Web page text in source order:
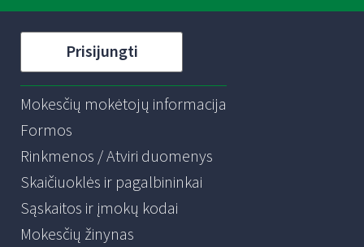
Prisijungti
Mokesčių mokėtojų informacija
Formos
Rinkmenos / Atviri duomenys
Skaičiuoklės ir pagalbininkai
Sąskaitos ir įmokų kodai
Mokesčių žinynas